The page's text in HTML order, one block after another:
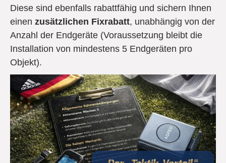
Diese sind ebenfalls rabattfähig und sichern Ihnen
einen zusätzlichen Fixrabatt, unabhängig von der
Anzahl der Endgeräte (Voraussetzung bleibt die
Installation von mindestens 5 Endgeräten pro
Objekt).